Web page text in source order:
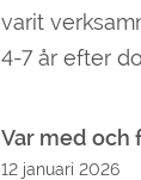
varit
4-7 år efter
Var med och
12 januari 2026